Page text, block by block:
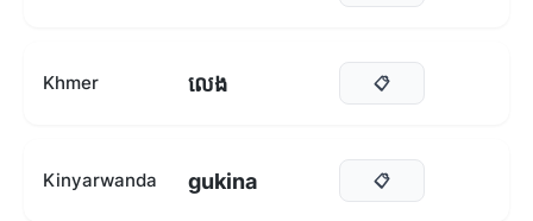
Khmer លេង 📋
Kinyarwanda gukina 📋